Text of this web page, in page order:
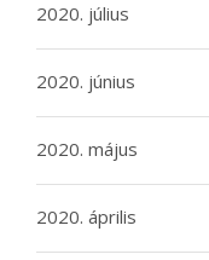
2020. július
2020. június
2020. május
2020. április